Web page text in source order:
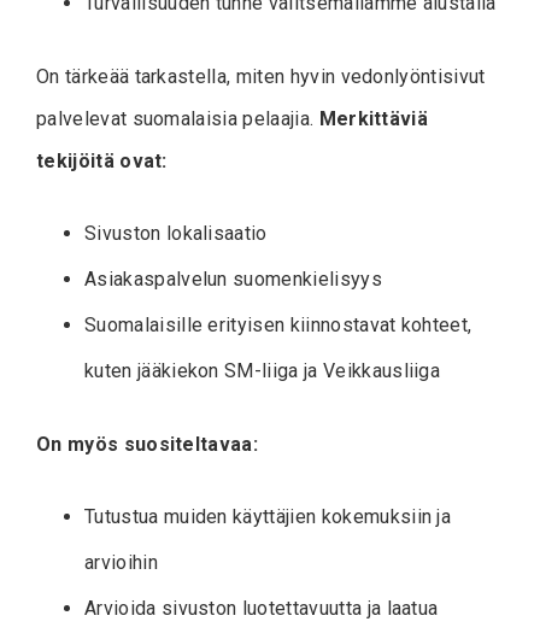
On tärkeää tarkastella, miten hyvin vedonlyöntisivut
palvelevat suomalaisia pelaajia. Merkittäviä
tekijöitä ovat:
Sivuston lokalisaatio
Asiakaspalvelun suomenkielisyys
Suomalaisille erityisen kiinnostavat kohteet,
kuten jääkiekon SM-liiga ja Veikkausliiga
On myös suositeltavaa:
Tutustua muiden käyttäjien kokemuksiin ja
arvioihin
Arvioida sivuston luotettavuutta ja laatua